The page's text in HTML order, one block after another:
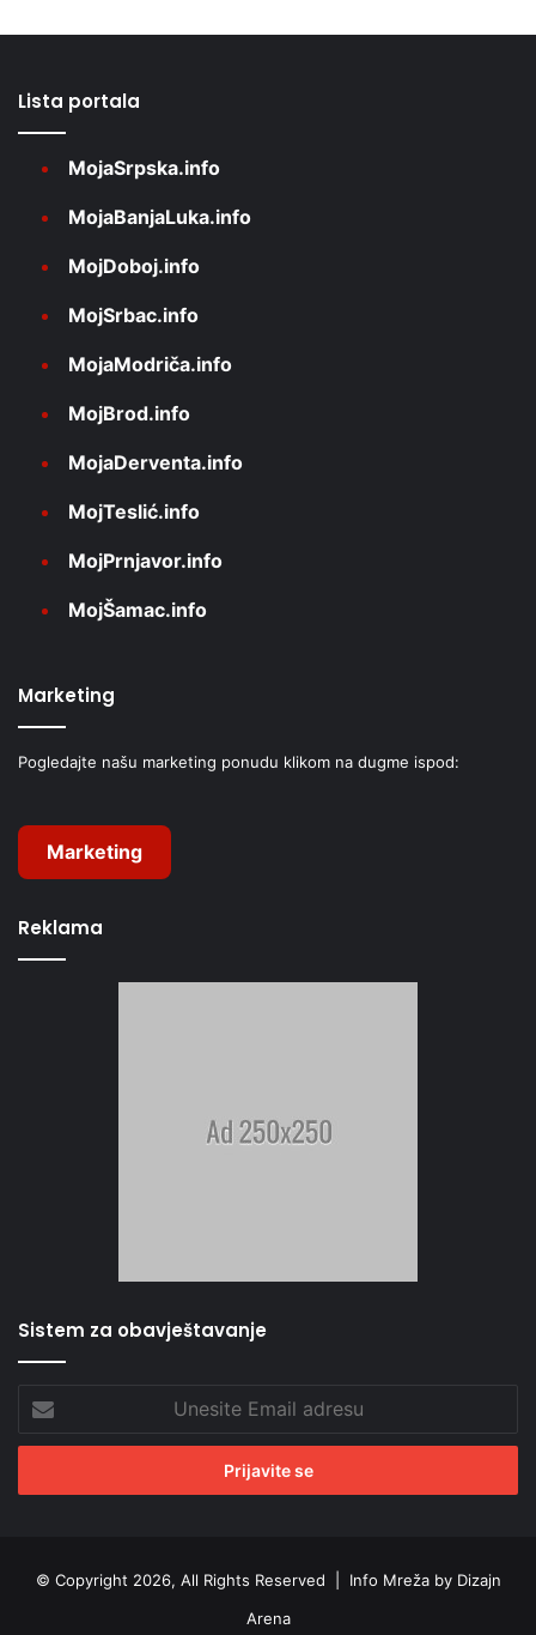
Lista portala
MojaSrpska.info
MojaBanjaLuka.info
MojDoboj.info
MojSrbac.info
MojaModriča.info
MojBrod.info
MojaDerventa.info
MojTeslić.info
MojPrnjavor.info
MojŠamac.info
Marketing
Pogledajte našu marketing ponudu klikom na dugme ispod:
Marketing
Reklama
Sistem za obavještavanje
Email
adresu
© Copyright 2026, All Rights Reserved | Info Mreža by Dizajn
Arena